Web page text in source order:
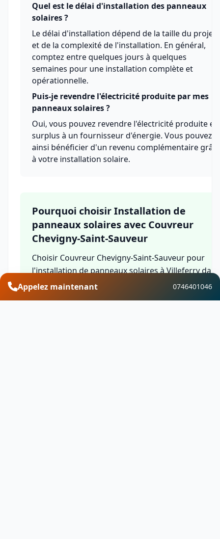
Quel est le délai d'installation des panneaux
solaires ?
Le délai d'installation dépend de la taille du projet
et de la complexité de l'installation. En général,
comptez entre quelques jours à quelques
semaines pour une installation complète et
opérationnelle.
Puis-je revendre l'électricité produite par mes
panneaux solaires ?
Oui, vous pouvez revendre l'électricité produite en
surplus à un fournisseur d'énergie. Vous pouvez
ainsi bénéficier d'un revenu complémentaire
à votre installation solaire.
Pourquoi choisir Installation de
panneaux solaires avec Couvreur
Chevigny-Saint-Sauveur
Choisir Couvreur Chevigny-Saint-Sauveur pour
l'installation de panneaux solaires à Villeferry dans
le département Côte-d'Or, c'est bénéficier de
Appelez maintenant 0746401046